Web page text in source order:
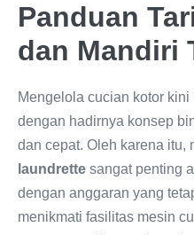
Panduan
dan Mandiri
Mengelola cucian kotor
dengan hadirnya konsep
dan cepat. Oleh karena itu,
laundrette sangat penting
dengan anggaran yang
menikmati fasilitas mesin